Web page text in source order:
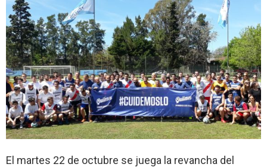
El martes 22 de octubre se juega la revancha del